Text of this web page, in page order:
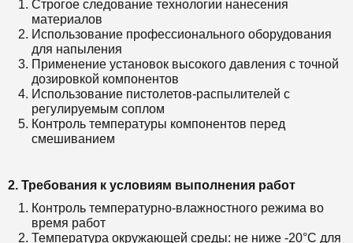
Строгое следование технологии нанесения
материалов
Использование профессионального оборудования
для напыления
Применение установок высокого давления с точной
дозировкой компонентов
Использование пистолетов-распылителей с
регулируемым соплом
Контроль температуры компонентов перед
смешиванием
2. Требования к условиям выполнения работ
Контроль температурно-влажностного режима во
время работ
Температура окружающей среды: не ниже -20°С для